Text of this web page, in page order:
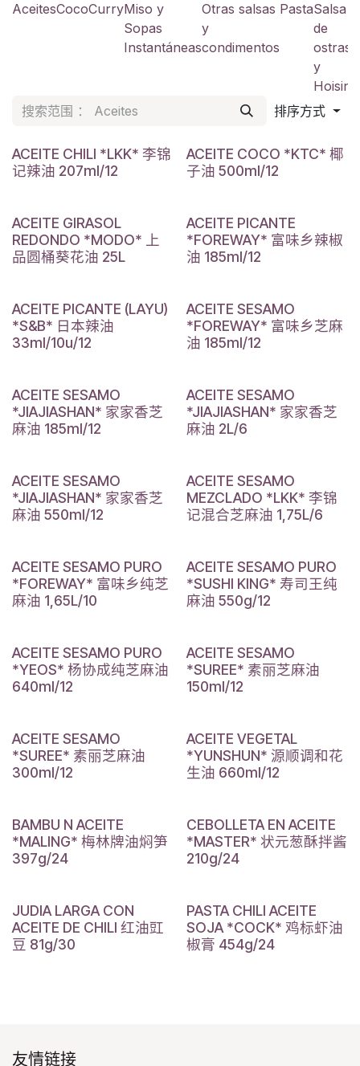
AceitesCocoCurryMiso y
Sopas
Instantáneas
Otras salsas
y
condimentos
PastaSalsa
de
ostras
y
Hoisin
排序方式
ACEITE CHILI *LKK* 李锦
记辣油 207ml/12
ACEITE COCO *KTC* 椰
子油 500ml/12
ACEITE GIRASOL
REDONDO *MODO* 上
品圆桶葵花油 25L
ACEITE PICANTE
*FOREWAY* 富味乡辣椒
油 185ml/12
ACEITE PICANTE (LAYU)
*S&B* 日本辣油
33ml/10u/12
ACEITE SESAMO
*FOREWAY* 富味乡芝麻
油 185ml/12
ACEITE SESAMO
*JIAJIASHAN* 家家香芝
麻油 185ml/12
ACEITE SESAMO
*JIAJIASHAN* 家家香芝
麻油 2L/6
ACEITE SESAMO
*JIAJIASHAN* 家家香芝
麻油 550ml/12
ACEITE SESAMO
MEZCLADO *LKK* 李锦
记混合芝麻油 1,75L/6
ACEITE SESAMO PURO
*FOREWAY* 富味乡纯芝
麻油 1,65L/10
ACEITE SESAMO PURO
*SUSHI KING* 寿司王纯
麻油 550g/12
ACEITE SESAMO PURO
*YEOS* 杨协成纯芝麻油
640ml/12
ACEITE SESAMO
*SUREE* 素丽芝麻油
150ml/12
ACEITE SESAMO
*SUREE* 素丽芝麻油
300ml/12
ACEITE VEGETAL
*YUNSHUN* 源顺调和花
生油 660ml/12
BAMBU N ACEITE
*MALING* 梅林牌油焖笋
397g/24
CEBOLLETA EN ACEITE
*MASTER* 状元葱酥拌酱
210g/24
JUDIA LARGA CON
ACEITE DE CHILI 红油豇
豆 81g/30
PASTA CHILI ACEITE
SOJA *COCK* 鸡标虾油
椒膏 454g/24
友情链接​